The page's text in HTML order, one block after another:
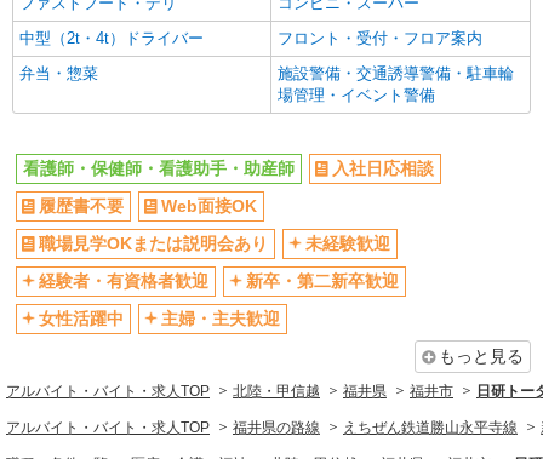
キープ 詳細を見る
株式会社kotrio /●KY-H-1955895
働きやすい環境♪
時給1550円〜2187円 ＜日払い有/週払い有/交
通費全支給(ガソリン代含む)＞
福井市内 最寄り駅：越前花堂
キープ 詳細を見る
病院で看護助手急募
中型（2t・4t）ドライバー
フロント・受付・フロア案内
弁当・惣菜
施設警備・交通誘導警備・駐車輪
場管理・イベント警備
看護師・保健師・看護助手・助産師
入社日応相談
履歴書不要
Web面接OK
職場見学OKまたは説明会あり
未経験歓迎
経験者・有資格者歓迎
新卒・第二新卒歓迎
女性活躍中
主婦・主夫歓迎
もっと見る
アルバイト・バイト・求人TOP 北陸・甲信越 福井県 福井市 日研トー
アルバイト・バイト・求人TOP 福井県の路線 えちぜん鉄道勝山永平寺線